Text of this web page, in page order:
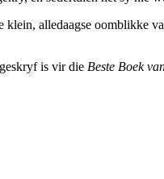
alledaagse oomblikke
is vir die Beste Boek